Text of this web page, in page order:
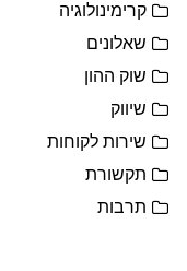
קרימינולוגיה
שאלונים
שוק ההון
שיווק
שירות לקוחות
תקשורת
תרבות